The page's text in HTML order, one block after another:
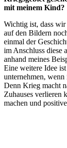
mit meinem Kind?
Wichtig ist, dass
auf den Bildern
einmal der
im Anschluss diese
anhand meines
Eine weitere Idee
unternehmen, wenn
Denn Krieg macht
Zuhauses verlieren
machen und